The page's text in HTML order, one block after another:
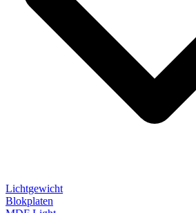
Lichtgewicht
Blokplaten